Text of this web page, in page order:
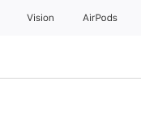
Vision AirPods